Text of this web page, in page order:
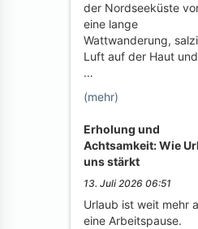
der Nordseeküste
eine lange
Wattwanderung,
Luft auf der Haut
…
(mehr)
Erholung und
Achtsamkeit: Wie
uns stärkt
13. Juli 2026 06:51
Urlaub ist weit mehr
eine Arbeitspause.